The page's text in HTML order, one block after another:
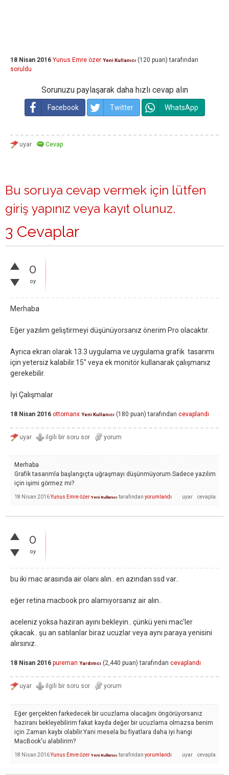
18 Nisan 2016 Yunus Emre özer Yeni Kullanıcı (120 puan) tarafından
soruldu
Sorunuzu paylaşarak daha hızlı cevap alın
Facebook Twitter WhatsApp
Bu soruya cevap vermek için lütfen
giriş yapınız veya kayıt olunuz.
3 Cevaplar
0
oy
Merhaba
Eğer yazılım geliştirmeyi düşünüyorsanız önerim Pro olacaktır.
Ayrıca ekran olarak 13.3 uygulama ve uygulama grafik tasarımı
için yetersiz kalabilir.15" veya ek monitör kullanarak çalışmanız
gerekebilir.
İyi Çalışmalar
18 Nisan 2016 ottomanx Yeni Kullanıcı (180 puan) tarafından cevaplandı
Merhaba
Grafik tasarımla başlangıçta uğraşmayı düşünmüyorum.Sadece yazılım
için işimi görmez mi?
18 Nisan 2016Yunus Emre özer Yeni Kullanıcı tarafından yorumlandı
0
oy
bu iki mac arasında air olanı alın.. en azından ssd var..
eğer retina macbook pro alamıyorsanız air alın..
aceleniz yoksa haziran ayını bekleyin.. çünkü yeni mac'ler
çıkacak.. şu an satılanlar biraz ucuzlar veya aynı paraya yenisini
alırsınız..
18 Nisan 2016 pureman Yardımcı (2,440 puan) tarafından cevaplandı
Eğer gerçekten farkedecek bir ucuzlama olacağını öngörüyorsanız
haziranı bekleyebilirim fakat kayda değer bir ucuzlama olmazsa benim
için Zaman kaybı olabilir.Yani mesela bu fiyatlara daha iyi hangi
MacBook'u alabilirim?
18 Nisan 2016Yunus Emre özer Yeni Kullanıcı tarafından yorumlandı